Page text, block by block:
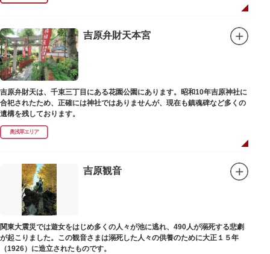
吉原弁財天本宮
吉原弁財天は、千束三丁目にある花園公園にあります。昭和10年吉原神社に
合祀されたため、正確には神社ではありませんが、現在も鎮魂碑など多くの
遺構を残しております。
奥浅草エリア
吉原観音
関東大震災では遊女をはじめ多くの人々が池に逃れ、490人が溺死する悲劇
が起こりました。この観音さまは溺死した人々の供養のために大正１５年
（1926）に造立されたものです。